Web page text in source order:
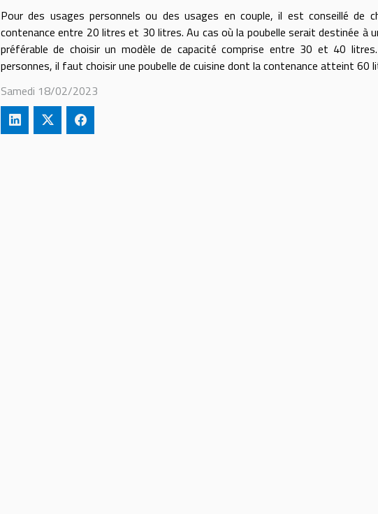
Pour des usages personnels ou des usages en couple, il est conseillé de
contenance entre 20 litres et 30 litres. Au cas où la poubelle serait destinée à
préférable de choisir un modèle de capacité comprise entre 30 et 40
personnes, il faut choisir une poubelle de cuisine dont la contenance atteint 60
Samedi 18/02/2023